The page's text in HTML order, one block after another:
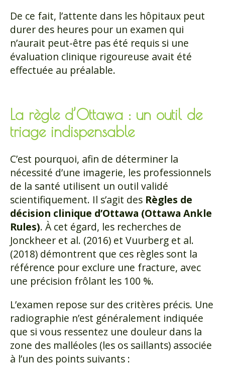
De ce fait, l’attente dans les hôpitaux peut
durer des heures pour un examen qui
n’aurait peut-être pas été requis si une
évaluation clinique rigoureuse avait été
effectuée au préalable.
La règle d’Ottawa : un outil de
triage indispensable
C’est pourquoi, afin de déterminer la
nécessité d’une imagerie, les professionnels
de la santé utilisent un outil validé
scientifiquement. Il s’agit des Règles de
décision clinique d’Ottawa (Ottawa Ankle
Rules). À cet égard, les recherches de
Jonckheer et al. (2016) et Vuurberg et al.
(2018) démontrent que ces règles sont la
référence pour exclure une fracture, avec
une précision frôlant les 100 %.
L’examen repose sur des critères précis. Une
radiographie n’est généralement indiquée
que si vous ressentez une douleur dans la
zone des malléoles (les os saillants) associée
à l’un des points suivants :